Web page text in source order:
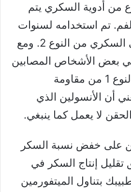
من أدوية السكري يتم
تم استخدامه لسنوات
عديدة على مرضى السكري من النوع 2. ومع
بعض الأشخاص المصابين
بداء السكري من النوع 1 من مقاومة
أن الأنسولين الذي
لا يعمل كما ينبغي.
على خفض نسبة السكر
إنتاج السكر في
بتناول الميتفورمين